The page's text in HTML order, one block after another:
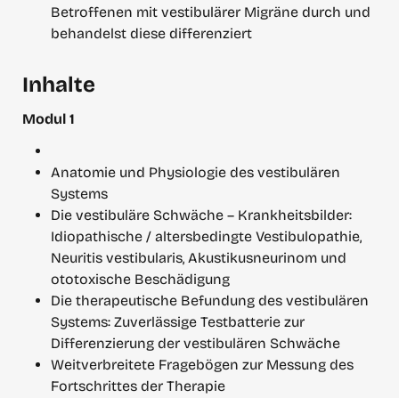
Betroffenen mit vestibulärer Migräne durch und
behandelst diese differenziert
Inhalte
Modul 1
Anatomie und Physiologie des vestibulären
Systems
Die vestibuläre Schwäche – Krankheitsbilder:
Idiopathische / altersbedingte Vestibulopathie,
Neuritis vestibularis, Akustikusneurinom und
ototoxische Beschädigung
Die therapeutische Befundung des vestibulären
Systems: Zuverlässige Testbatterie zur
Differenzierung der vestibulären Schwäche
Weitverbreitete Fragebögen zur Messung des
Fortschrittes der Therapie